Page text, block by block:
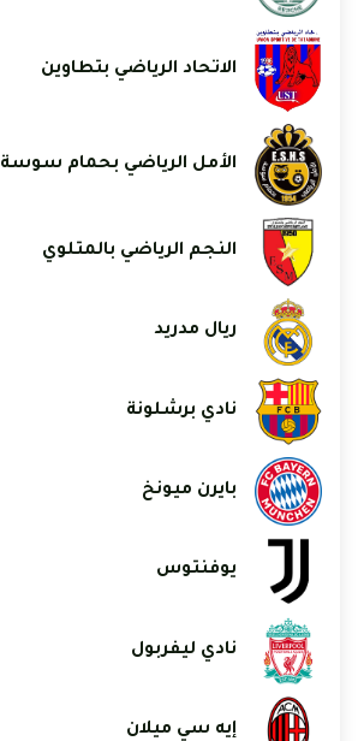
الاتحاد الرياضي بتطاوين
الأمل الرياضي بحمام سوسة
النجم الرياضي بالمتلوي
ريال مدريد
نادي برشلونة
بايرن ميونخ
يوفنتوس
نادي ليفربول
إيه سي ميلان